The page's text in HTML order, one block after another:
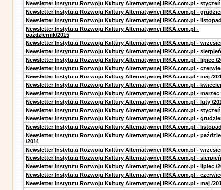
Newsletter Instytutu Rozwoju Kultury Alternatywnej IRKA.com.pl -
Newsletter Instytutu Rozwoju Kultury Alternatywnej IRKA.com.pl -
Newsletter Instytutu Rozwoju Kultury Alternatywnej IRKA.com.pl -
Newsletter Instytutu Rozwoju Kultury Alternatywnej IRKA.com.pl -
październik/2015
Newsletter Instytutu Rozwoju Kultury Alternatywnej IRKA.com.pl -
Newsletter Instytutu Rozwoju Kultury Alternatywnej IRKA.com.pl -
Newsletter Instytutu Rozwoju Kultury Alternatywnej IRKA.com.pl - lipiec /
Newsletter Instytutu Rozwoju Kultury Alternatywnej IRKA.com.pl -
Newsletter Instytutu Rozwoju Kultury Alternatywnej IRKA.com.pl - maj /
Newsletter Instytutu Rozwoju Kultury Alternatywnej IRKA.com.pl -
Newsletter Instytutu Rozwoju Kultury Alternatywnej IRKA.com.pl - marzec
Newsletter Instytutu Rozwoju Kultury Alternatywnej IRKA.com.pl - luty /
Newsletter Instytutu Rozwoju Kultury Alternatywnej IRKA.com.pl - styczeń
Newsletter Instytutu Rozwoju Kultury Alternatywnej IRKA.com.pl -
Newsletter Instytutu Rozwoju Kultury Alternatywnej IRKA.com.pl - listopad
Newsletter Instytutu Rozwoju Kultury Alternatywnej IRKA.com.pl -
/2014
Newsletter Instytutu Rozwoju Kultury Alternatywnej IRKA.com.pl -
Newsletter Instytutu Rozwoju Kultury Alternatywnej IRKA.com.pl - sierpień
Newsletter Instytutu Rozwoju Kultury Alternatywnej IRKA.com.pl - lipiec /
Newsletter Instytutu Rozwoju Kultury Alternatywnej IRKA.com.pl -
Newsletter Instytutu Rozwoju Kultury Alternatywnej IRKA.com.pl - maj /